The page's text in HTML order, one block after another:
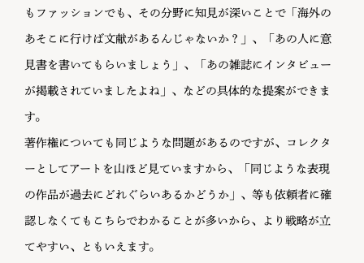
もファッションでも、その分野に知見が深いことで「海外の
あそこに行けば文献があるんじゃないか？」、「あの人に意
見書を書いてもらいましょう」、「あの雑誌にインタビュー
が掲載されていましたよね」、などの具体的な提案ができま
す。
著作権についても同じような問題があるのですが、コレクタ
ーとしてアートを山ほど見ていますから、「同じような表現
の作品が過去にどれぐらいあるかどうか」、等も依頼者に確
認しなくてもこちらでわかることが多いから、より戦略が立
てやすい、ともいえます。